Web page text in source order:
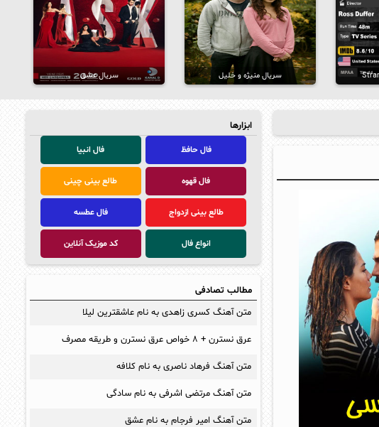
سریال منیژه و خلیل سریال عشق
ابزارها
فال حافظ فال انبیا
فال قهوه طالع بینی چینی
طالع بینی ازدواج فال عطسه
انواع فال کد موزیک آنلاین
مطالب تصادفی
متن آهنگ کسری زاهدی به نام عاشقترین لیلا
عرق نسترن + ۸ خواص عرق نسترن و طریقه مصرف
متن آهنگ فرهاد ناصری به نام کلافه
متن آهنگ مرتضی اشرفی به نام سادگی
متن آهنگ امیر فرجام به نام عشق